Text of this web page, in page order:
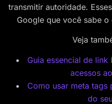
transmitir autoridade.
Google que você sabe
Veja
Guia essencial de
acessos
Como usar meta tags
do